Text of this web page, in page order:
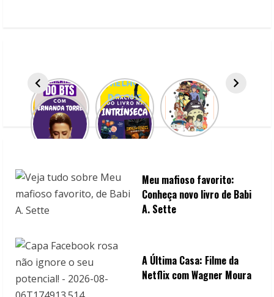
n
g
Meu mafioso favorito:
Conheça novo livro de Babi
A. Sette
A Última Casa: Filme da
Netflix com Wagner Moura